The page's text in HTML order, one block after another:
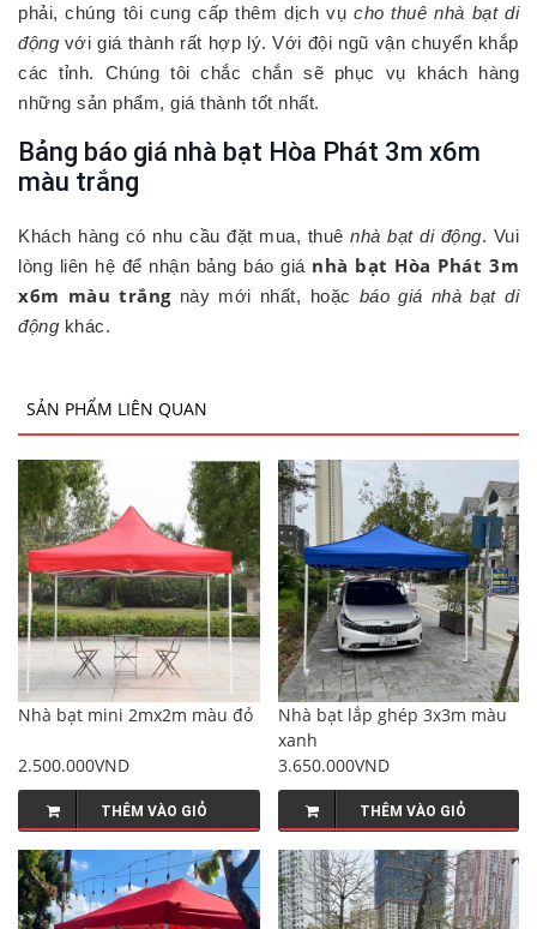
phải, chúng tôi cung cấp thêm dịch vụ cho thuê nhà bạt di
động với giá thành rất hợp lý. Với đội ngũ vận chuyển khắp
các tỉnh. Chúng tôi chắc chắn sẽ phục vụ khách hàng
những sản phẩm, giá thành tốt nhất.
Bảng báo giá nhà bạt Hòa Phát 3m x6m
màu trắng
Khách hàng có nhu cầu đặt mua, thuê nhà bạt di động. Vui
lòng liên hệ để nhận bảng báo giá nhà bạt Hòa Phát 3m
x6m màu trắngnày mới nhất, hoặc báo giá nhà bạt di
động khác.
SẢN PHẨM LIÊN QUAN
Nhà bạt mini 2mx2m màu đỏ
2.500.000VND
THÊM VÀO GIỎ
Nhà bạt lắp ghép 3x3m màu
xanh
3.650.000VND
THÊM VÀO GIỎ